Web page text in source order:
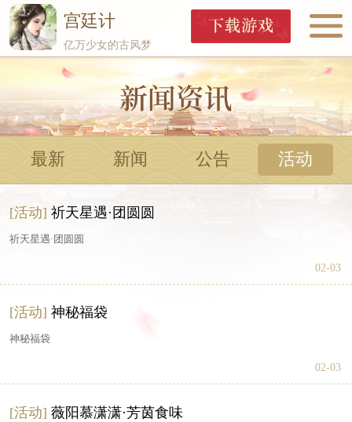
宫廷计
亿万少女的古风梦
最新 新闻 公告 活动
[活动] 祈天星遇·团圆圆
02-03
祈天星遇·团圆圆
[活动] 神秘福袋
02-03
神秘福袋
[活动] 薇阳慕潇潇·芳茵食味